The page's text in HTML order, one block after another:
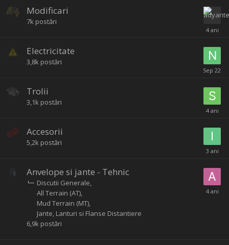
Modificari
7k postări
Electricitate
3,8k postări
Trolii
3,1k postări
Accesorii
5,2k postări
Anvelope si jante - Tehnic
Discutii Generale
All Terrain (AT)
Mud Terrain (MT)
Jante, Lanturi si Flanse Distantiere
6,9k postări